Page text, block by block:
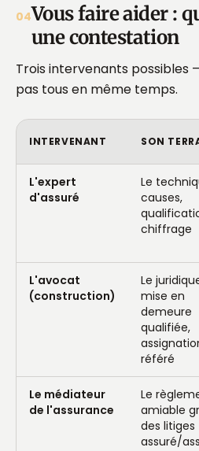
04Vous faire aider :
une contestation
Trois intervenants possibles
pas tous en même temps.
INTERVENANT SON
L'expert
d'assuré
Le
causes,
chiffrage
L'avocat
(construction)
Le
mise en
demeure
qualifiée,
référé
Le médiateur
de l'assurance
Le
amiable
des litiges
assuré/